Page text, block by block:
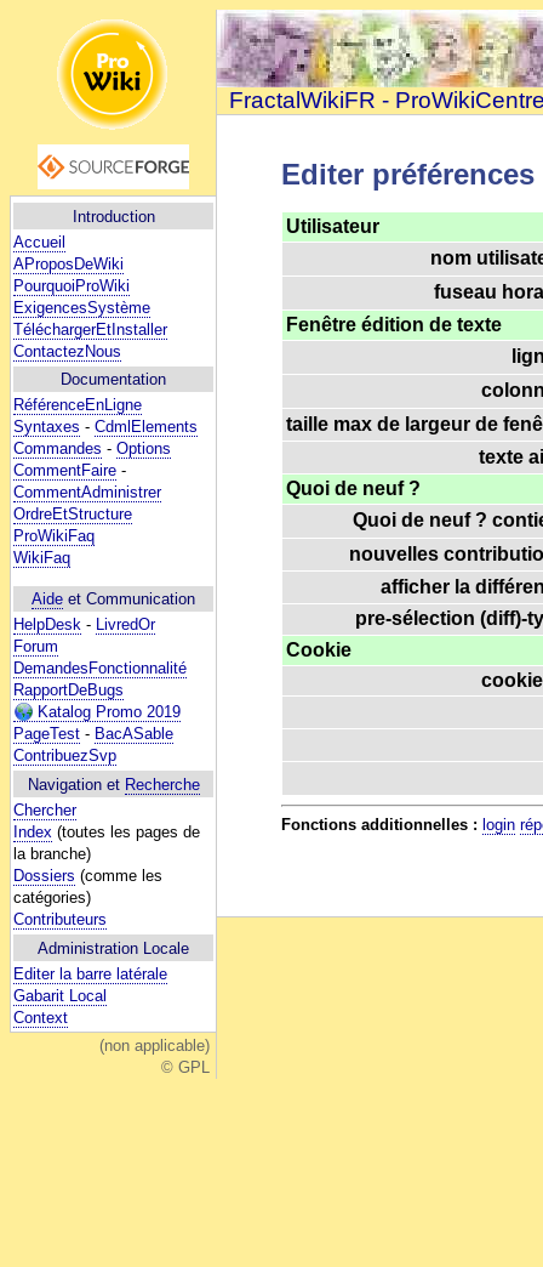
Introduction
Accueil
AProposDeWiki
PourquoiProWiki
ExigencesSystème
TéléchargerEtInstaller
ContactezNous
Documentation
RéférenceEnLigne
Syntaxes - CdmlElements
Commandes - Options
CommentFaire -
CommentAdministrer
OrdreEtStructure
ProWikiFaq
WikiFaq
Aide et Communication
HelpDesk - LivredOr
Forum
DemandesFonctionnalité
RapportDeBugs
Katalog Promo 2019
PageTest - BacASable
ContribuezSvp
Navigation et Recherche
Chercher
Index (toutes les pages de
la branche)
Dossiers (comme les
catégories)
Contributeurs
Administration Locale
Editer la barre latérale
Gabarit Local
Context
(non applicable)
© GPL
FractalWikiFR -
Editer préférences
Utilisateur
nom
fuseau
Fenêtre édition de texte
taille max de largeur de
texte
Quoi de neuf ?
Quoi de neuf ?
nouvelles
afficher la
pre-sélection (diff)-
Cookie
Fonctions additionnelles : login